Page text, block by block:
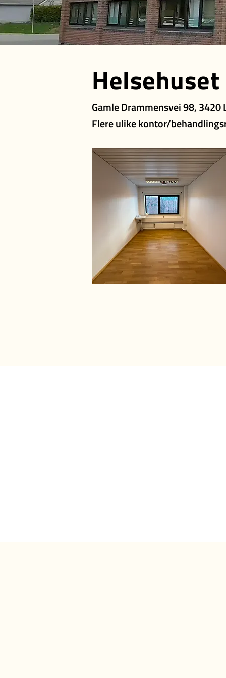
Gamle Drammensvei 98, 3420
Flere ulike kontor/